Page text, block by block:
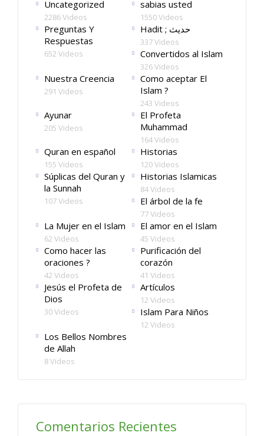
Uncategorized
2286 Videos
sabias usted
1550 Videos
Preguntas Y
Respuestas
652 Videos
Hadit ; حديث
337 Videos
Convertidos al Islam
326 Videos
Nuestra Creencia
291 Videos
Como aceptar El
Islam ?
243 Videos
Ayunar
205 Videos
El Profeta
Muhammad
164 Videos
Quran en español
155 Videos
Historias
120 Videos
Súplicas del Quran y
la Sunnah
107 Videos
Historias Islamicas
84 Videos
El árbol de la fe
77 Videos
La Mujer en el Islam
62 Videos
El amor en el Islam
45 Videos
Como hacer las
oraciones ?
42 Videos
Purificación del
corazón
41 Videos
Jesús el Profeta de
Dios
30 Videos
Artículos
12 Videos
Islam Para Niños
12 Videos
Los Bellos Nombres
de Allah
8 Videos
Comentarios Recientes